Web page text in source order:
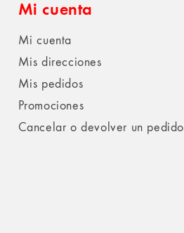
Mi cuenta
Mi cuenta
Mis direcciones
Mis pedidos
Promociones
Cancelar o devolver un pedido